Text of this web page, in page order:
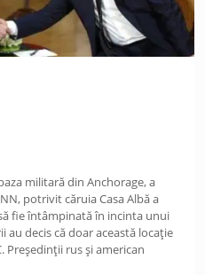
militară din Anchorage, a
potrivit căruia Casa Albă a
fie întâmpinată în incinta unui
decis că doar această locație
Președinții rus și american